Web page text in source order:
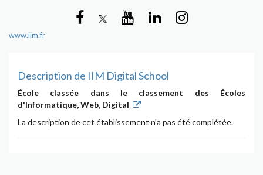
www.iim.fr
Description de IIM Digital School
École classée dans le classement des Écoles
d'Informatique, Web, Digital
La description de cet établissement n'a pas été complétée.